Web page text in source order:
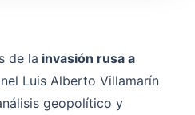
de la invasión rusa a
Luis Alberto Villamarín
geopolítico y